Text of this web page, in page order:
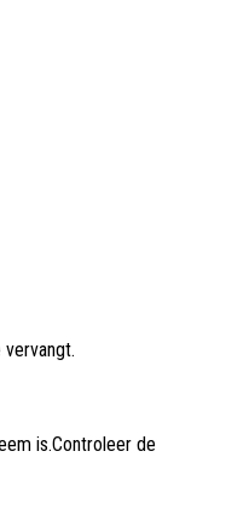
is.Controleer de